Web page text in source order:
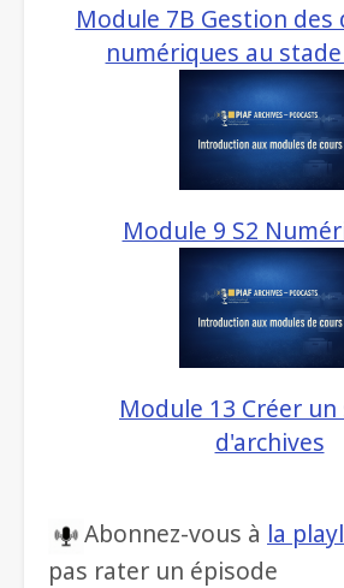
Module 7B Gestion des
numériques au
Module 9 S2
Module 13 Créer un
d'archives
Abonnez-vous à la
pas rater un épisode